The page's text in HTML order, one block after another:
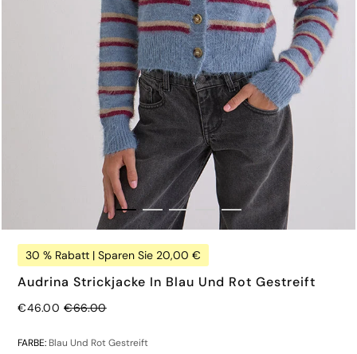
30 % Rabatt | Sparen Sie 20,00 €
Audrina Strickjacke In Blau Und Rot Gestreift
€46.00Regulärer Preis
€66.00
FARBE: Blau Und Rot Gestreift
€65.00